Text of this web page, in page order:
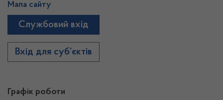
Графік роботи
Мапа сайту
Службовий вхід
Вхід для суб’єктів